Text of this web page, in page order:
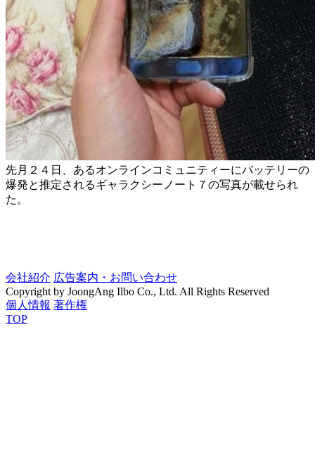
先月２４日、あるオンラインコミュニティーにバッテリーの
爆発と推定されるギャラクシーノート７の写真が載せられ
た。
会社紹介 広告案内・お問い合わせ
Copyright by JoongAng Ilbo Co., Ltd. All Rights Reserved
個人情報 著作権
TOP